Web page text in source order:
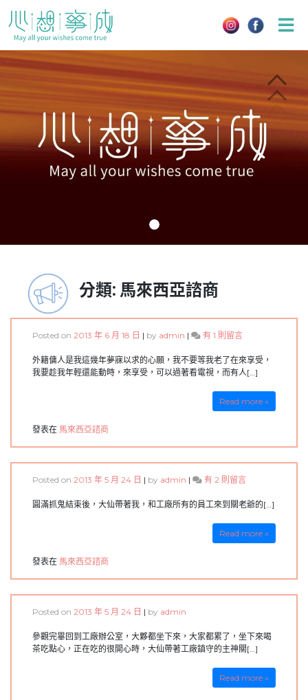
content
分類: 馬來西亞諮商
Posted on 2013 年 6 月 18 日 | by admin |
在
籍
傭
諮
大
與
佛〉
有 1 則留言
外籍傭人是我這幾年夢寐以求的心願，我不要等我老了在來享受，
我要趁我年輕還能動時，來享受，可以過著看電視，而有人[…]
Read more »
發表在 馬來西亞諮商
Posted on 2013 年 5 月 24 日 | by admin |
在
來
馬
遊〉
中
有 2 則留言
圓滿抓鬼結束後，大仙帶著我，和工廠所有的員工來到關老爺的[…]
Read more »
發表在 馬來西亞諮商
Posted on 2013 年 5 月 24 日 | by admin
參觀完畢回到工廠辦公室，大夥都坐下來，大家都累了，坐下來喝
茶吃點心，正在吃的很開心時，大仙帶著工廠鎮守的主神關[…]
Read more »